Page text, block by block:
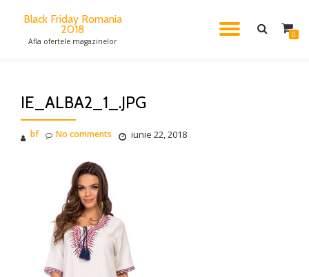
Black Friday Romania
2018
Afla ofertele magazinelor
0
IE_ALBA2_1_.JPG
bf iunie 22, 2018
No comments